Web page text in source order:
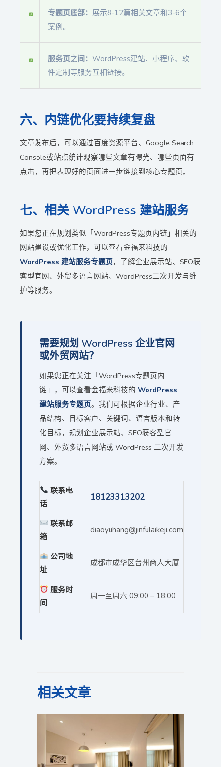
专题页底部： 展示8-12篇相关文章和3-6个
案例。
服务页之间： WordPress建站、小程序、软
件定制等服务互相链接。
六、内链优化要持续复盘
文章发布后，可以通过百度资源平台、Google Search
Console或站点统计观察哪些文章有曝光、哪些页面有
点击，再把表现好的页面进一步链接到核心专题页。
七、相关 WordPress 建站服务
如果您正在规划类似「WordPress专题页内链」相关的
网站建设或优化工作，可以查看金福来科技的
WordPress 建站服务专题页，了解企业展示站、SEO获
客型官网、外贸多语言网站、WordPress二次开发与维
护等服务。
需要规划 WordPress 企业官网
或外贸网站？
如果您正在关注「WordPress专题页内
链」，可以查看金福来科技的 WordPress
建站服务专题页。我们可根据企业行业、产
品结构、目标客户、关键词、语言版本和转
化目标，规划企业展示站、SEO获客型官
网、外贸多语言网站或 WordPress 二次开发
方案。
联系电
话
18123313202
联系邮
箱
diaoyuhang@jinfulaikeji.com
公司地
址
成都市成华区台州商人大厦
服务时
间
周一至周六 09:00 – 18:00
相关文章